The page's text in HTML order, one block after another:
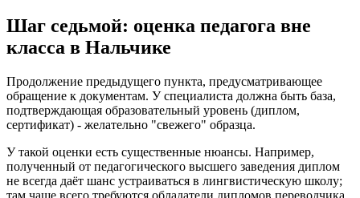
Шаг седьмой: оценка педагога вне
класса в Нальчике
Продолжение предыдущего пункта, предусматривающее
обращение к документам. У специалиста должна быть база,
подтверждающая образовательный уровень (диплом,
сертификат) - желательно "свежего" образца.
У такой оценки есть существенные нюансы. Например,
полученный от педагогического высшего заведения диплом
не всегда даёт шанс устраиваться в лингвистическую школу;